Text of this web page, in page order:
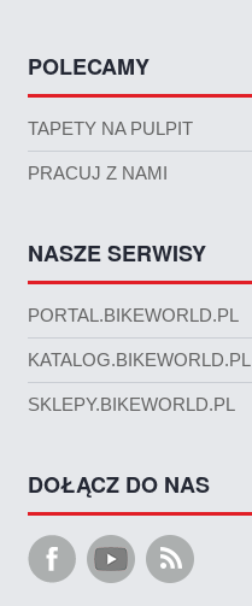
POLECAMY
TAPETY NA PULPIT
PRACUJ Z NAMI
NASZE SERWISY
PORTAL.BIKEWORLD.PL
KATALOG.BIKEWORLD.PL
SKLEPY.BIKEWORLD.PL
DOŁĄCZ DO NAS